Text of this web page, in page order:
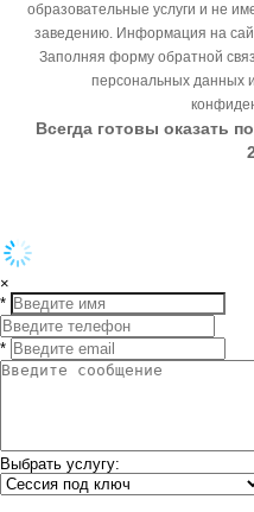
образовательные услуги и не
заведению. Информация на
Заполняя форму обратной
персональных данных
Всегда готовы оказать
×
*
*
Выбрать услугу: